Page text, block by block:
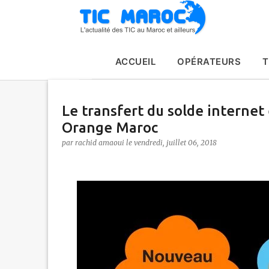
ACCUEIL OPÉRATEURS
Le transfert du solde internet
Orange Maroc
par rachid amaoui le vendredi, juillet 06, 2018